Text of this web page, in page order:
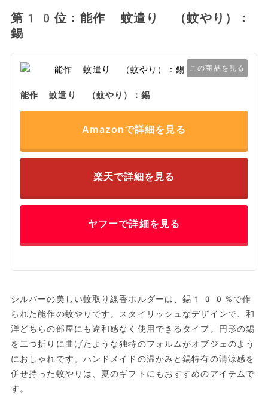
第10位：能作 蚊遣り （蚊やり）：
錫
この商品を見る
能作 蚊遣り （蚊やり）：錫
Amazonで詳細を見る
楽天で詳細を見る
ヤフーで詳細を見る
シルバーの美しい蚊取り線香ホルダーは、錫100％で作
られた能作の蚊やりです。スタイリッシュなデザインで、和
洋どちらの部屋にも違和感なく使用できるタイプ。円形の錫
を二つ折りに曲げたような独特のフォルムがオブジェのよう
におしゃれです。ハンドメイドの温かみと錫特有の清涼感を
併せ持った蚊やりは、夏のギフトにもおすすめのアイテムで
す。